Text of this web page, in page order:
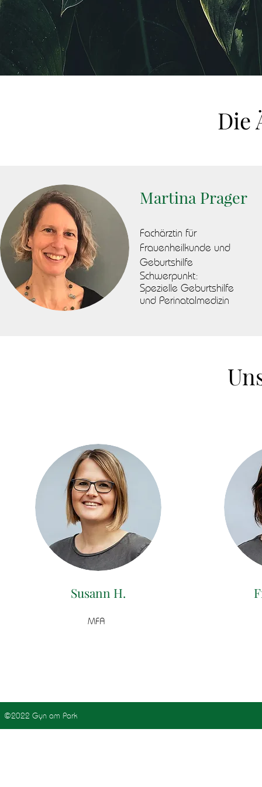
Die
Martina Prager
Fachärztin für
Frauenheilkunde und
Geburtshilfe
Schwerpunkt:
Spezielle Geburtshilfe
und Perinatalmedizin
Susann H.
MFA
©2022 Gyn am Park